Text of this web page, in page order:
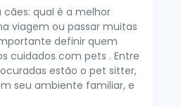
qual é a melhor
viagem ou passar muitas
definir quem
cuidados com pets . Entre
estão o pet sitter,
seu ambiente familiar, e